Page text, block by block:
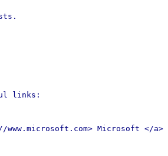
links:
Microsoft </a>